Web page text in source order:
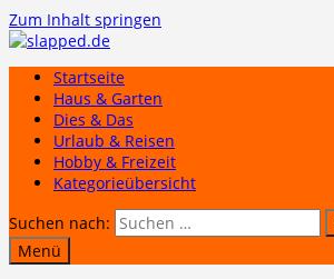
Zum Inhalt springen
Startseite
Haus & Garten
Dies & Das
Urlaub & Reisen
Hobby & Freizeit
Kategorieübersicht
Suchen nach:
Menü